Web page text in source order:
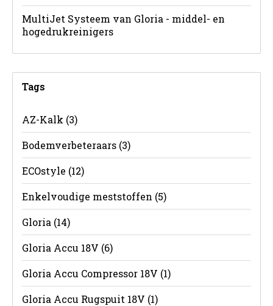
MultiJet Systeem van Gloria - middel- en
hogedrukreinigers
Tags
AZ-Kalk (3)
Bodemverbeteraars (3)
ECOstyle (12)
Enkelvoudige meststoffen (5)
Gloria (14)
Gloria Accu 18V (6)
Gloria Accu Compressor 18V (1)
Gloria Accu Rugspuit 18V (1)